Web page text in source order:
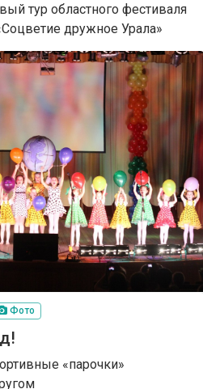
тур областного фестиваля
дружное Урала»
Фото
«парочки»